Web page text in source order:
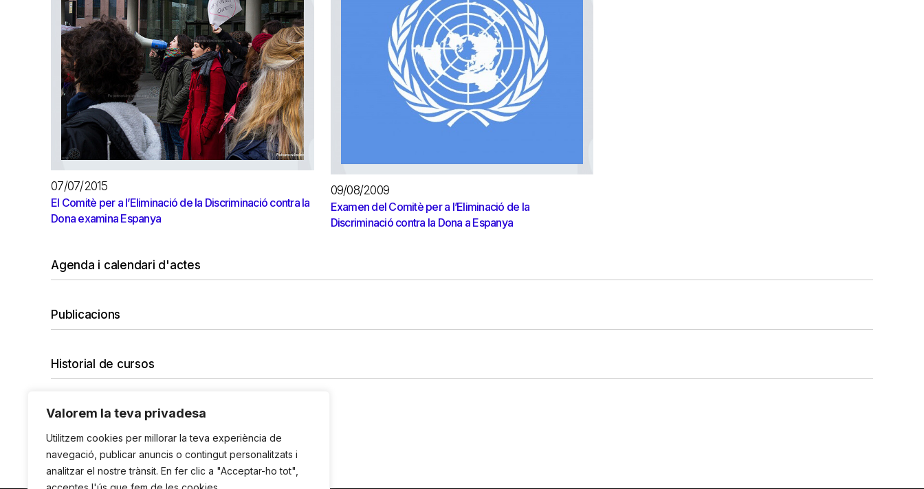
Valorem la teva privadesa
Utilitzem cookies per millorar la teva experiència de
navegació, publicar anuncis o contingut personalitzats i
analitzar el nostre trànsit. En fer clic a "Acceptar-ho tot",
07/07/2015
El Comitè per a l’Eliminació de la Discriminació contra la
Dona examina Espanya
09/08/2009
Examen del Comitè per a l’Eliminació de la
Discriminació contra la Dona a Espanya
Agenda i calendari d'actes
Publicacions
Historial de cursos
No hi ha cap curs amb el filtre seleccionat.
Vols desfer tots els filtres?